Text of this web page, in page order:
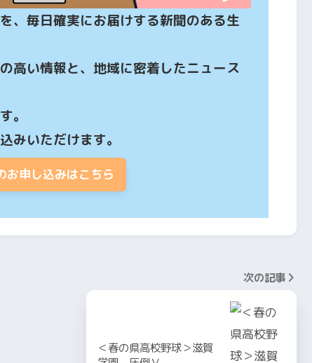
、毎日確実にお届けする新聞のある生
高い情報と、地域に密着したニュース
。
みいただけます。
お申し込みはこちら
次の記事
＜春の県高校野球＞滋賀